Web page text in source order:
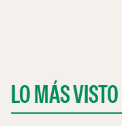
LO MÁS VISTO